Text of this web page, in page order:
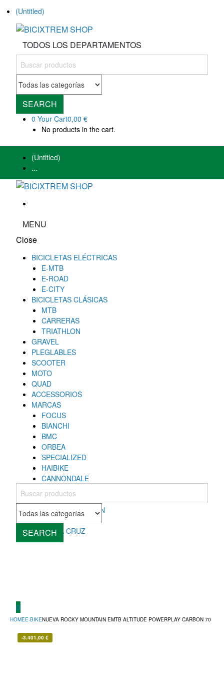
(Untitled)
TODOS LOS DEPARTAMENTOS
SEARCH
0 Your Cart0,00 €
No products in the cart.
(Untitled)
...
MENU
Close
BICICLETAS ELÉCTRICAS
E-MTB
E-ROAD
E-CITY
BICICLETAS CLÁSICAS
MTB
CARRERAS
TRIATHLON
GRAVEL
PLEGLABLES
SCOOTER
MOTO
QUAD
ACCESSORIOS
MARCAS
FOCUS
BIANCHI
BMC
ORBEA
SPECIALIZED
HAIBIKE
CANNONDALE
COLNAGO
MONDRAKER
ROCKY MOUNTAIN
SANTA CRUZ
SEARCH
0
HOMEE-BIKENUEVA ROCKY MOUNTAIN EMTB ALTITUDE POWERPLAY CARBON 70
-3.401,00 €